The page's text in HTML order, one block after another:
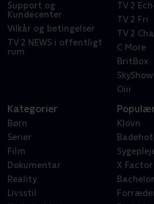
Support og
Kundecenter
Vilkår og betingelser
TV 2 NEWS i offentligt
rum
TV 2
TV 2 Fri
TV 2
C More
BritBox
Oiii
Kategorier
Børn
Serier
Film
Dokumentar
Reality
Livsstil
Klovn
X Factor
Bachelor